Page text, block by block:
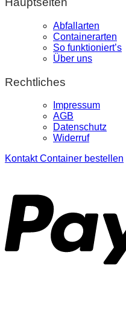
Abfallarten
Containerarten
So funktioniert’s
Über uns
Rechtliches
Impressum
AGB
Datenschutz
Widerruf
Kontakt Container bestellen